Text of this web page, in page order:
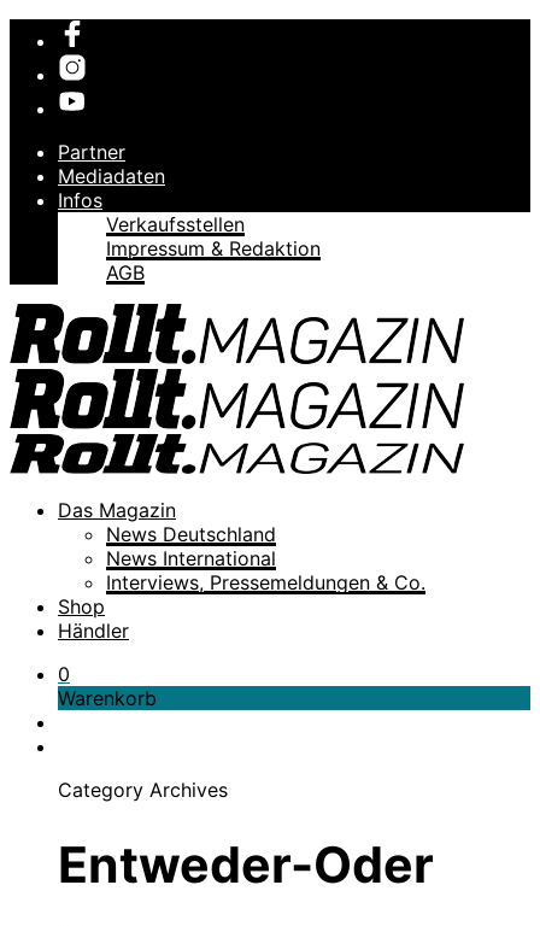
Partner
Mediadaten
Infos
Verkaufsstellen
Impressum & Redaktion
AGB
Das Magazin
News Deutschland
News International
Interviews, Pressemeldungen & Co.
Shop
Händler
0
Warenkorb
Category Archives
Entweder-Oder